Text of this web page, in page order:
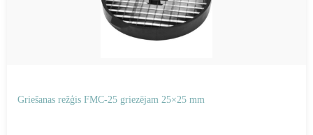
Griešanas režģis FMC-25 griezējam 25×25 mm